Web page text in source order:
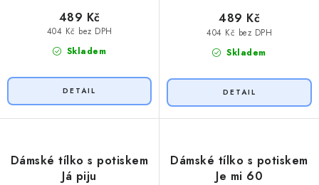
Skladem
404 Kč bez DPH
489 Kč
Skladem
404 Kč bez DPH
489 Kč
Dámské tílko s potiskem
Já piju
Dámské tílko s potiskem
Je mi 60